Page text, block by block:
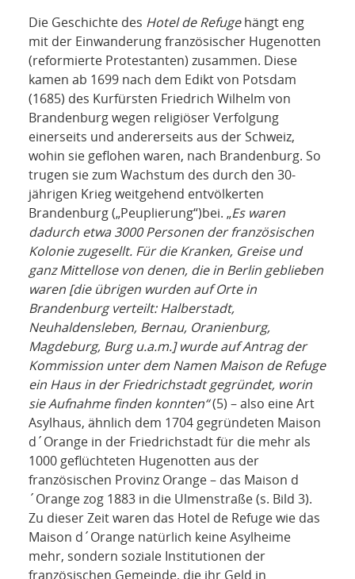
Die Geschichte des Hotel de Refugehängt eng
mit der Einwanderung französischer Hugenotten
(reformierte Protestanten) zusammen. Diese
kamen ab 1699 nach dem Edikt von Potsdam
(1685) des Kurfürsten Friedrich Wilhelm von
Brandenburg wegen religiöser Verfolgung
einerseits und andererseits aus der Schweiz,
wohin sie geflohen waren, nach Brandenburg. So
trugen sie zum Wachstum des durch den 30-
jährigen Krieg weitgehend entvölkerten
Brandenburg („Peuplierung“)bei. „Es waren
dadurch etwa 3000 Personen der französischen
Kolonie zugesellt. Für die Kranken, Greise und
ganz Mittellose von denen, die in Berlin geblieben
waren [die übrigen wurden auf Orte in
Brandenburg verteilt: Halberstadt,
Neuhaldensleben, Bernau, Oranienburg,
Magdeburg, Burg u.a.m.] wurde auf Antrag der
Kommission unter dem Namen Maison de Refuge
ein Haus in der Friedrichstadt gegründet, worin
sie Aufnahme finden konnten“(5) – also eine Art
Asylhaus, ähnlich dem 1704 gegründeten Maison
d´Orange in der Friedrichstadt für die mehr als
1000 geflüchteten Hugenotten aus der
französischen Provinz Orange – das Maison d
´Orange zog 1883 in die Ulmenstraße (s. Bild 3).
Zu dieser Zeit waren das Hotel de Refuge wie das
Maison d´Orange natürlich keine Asylheime
mehr, sondern soziale Institutionen der
französischen Gemeinde, die ihr Geld in